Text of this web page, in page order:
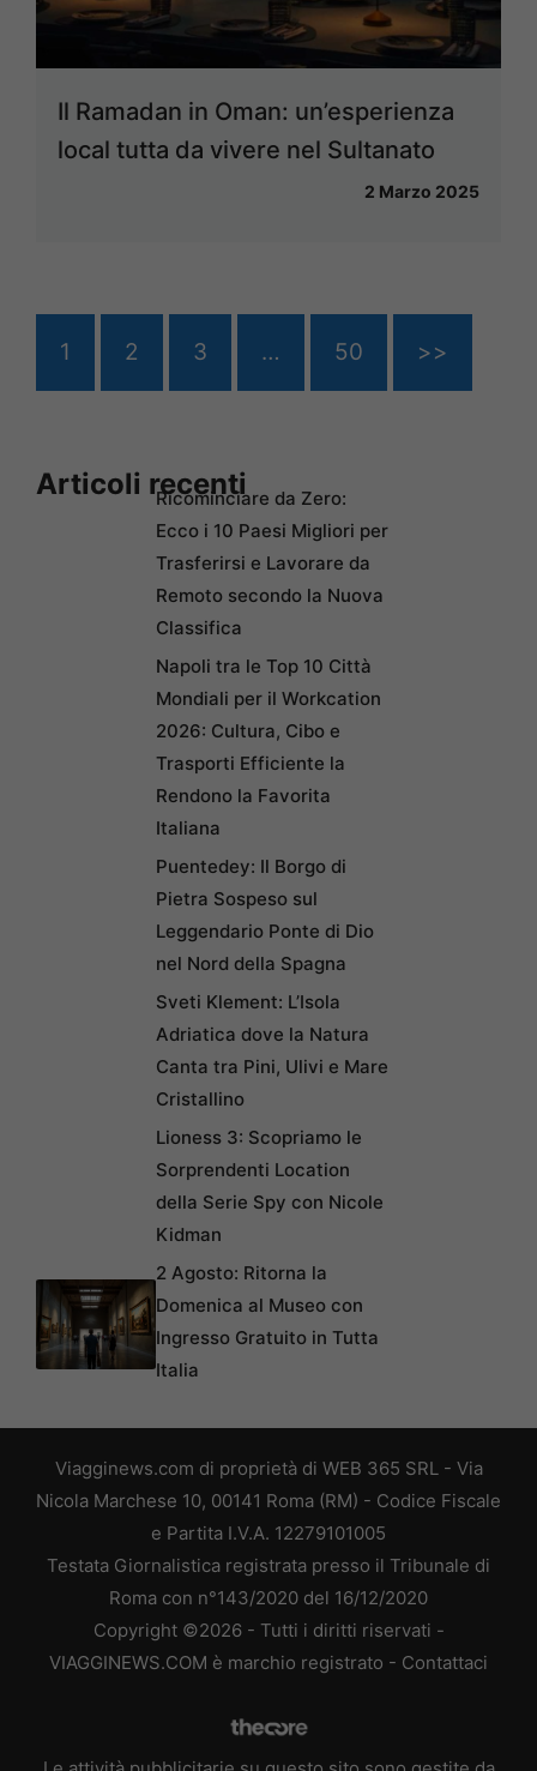
Il Ramadan in Oman: un’esperienza
local tutta da vivere nel Sultanato
2 Marzo 2025
1 2 3 … 50 >>
Articoli recentiRicominciare da Zero:
Ecco i 10 Paesi Migliori per
Trasferirsi e Lavorare da
Remoto secondo la Nuova
Classifica
Napoli tra le Top 10 Città
Mondiali per il Workcation
2026: Cultura, Cibo e
Trasporti Efficiente la
Rendono la Favorita
Italiana
Puentedey: Il Borgo di
Pietra Sospeso sul
Leggendario Ponte di Dio
nel Nord della Spagna
Sveti Klement: L’Isola
Adriatica dove la Natura
Canta tra Pini, Ulivi e Mare
Cristallino
Lioness 3: Scopriamo le
Sorprendenti Location
della Serie Spy con Nicole
Kidman
2 Agosto: Ritorna la
Domenica al Museo con
Ingresso Gratuito in Tutta
Italia
Viagginews.com di proprietà di WEB 365 SRL - Via
Nicola Marchese 10, 00141 Roma (RM) - Codice Fiscale
e Partita I.V.A. 12279101005
Testata Giornalistica registrata presso il Tribunale di
Roma con n°143/2020 del 16/12/2020
Copyright ©2026 - Tutti i diritti riservati -
VIAGGINEWS.COM è marchio registrato - Contattaci